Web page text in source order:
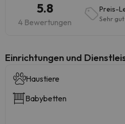
5.8
4 Bewertungen
Preis-
Sehr gut
​Einrichtungen und
Haustiere
Babybetten